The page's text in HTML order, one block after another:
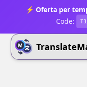
⚡ Oferta per
Code: